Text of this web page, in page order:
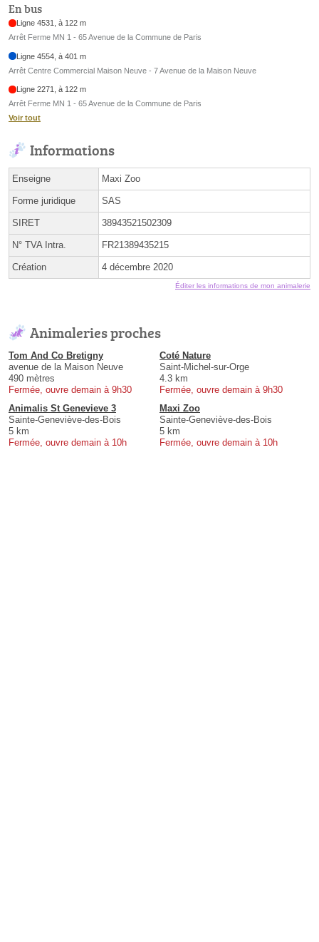
En bus
Ligne 4531, à 122 m
Arrêt Ferme MN 1 - 65 Avenue de la Commune de Paris
Ligne 4554, à 401 m
Arrêt Centre Commercial Maison Neuve - 7 Avenue de la Maison Neuve
Ligne 2271, à 122 m
Arrêt Ferme MN 1 - 65 Avenue de la Commune de Paris
Voir tout
Informations
Enseigne Maxi Zoo
Forme juridique SAS
SIRET 38943521502309
N° TVA Intra. FR21389435215
Création 4 décembre 2020
Éditer les informations de mon animalerie
Animaleries proches
Tom And Co Bretigny
avenue de la Maison Neuve
490 mètres
Fermée, ouvre demain à 9h30
Coté Nature
Saint-Michel-sur-Orge
4.3 km
Fermée, ouvre demain à 9h30
Animalis St Genevieve 3
Sainte-Geneviève-des-Bois
5 km
Fermée, ouvre demain à 10h
Maxi Zoo
Sainte-Geneviève-des-Bois
5 km
Fermée, ouvre demain à 10h